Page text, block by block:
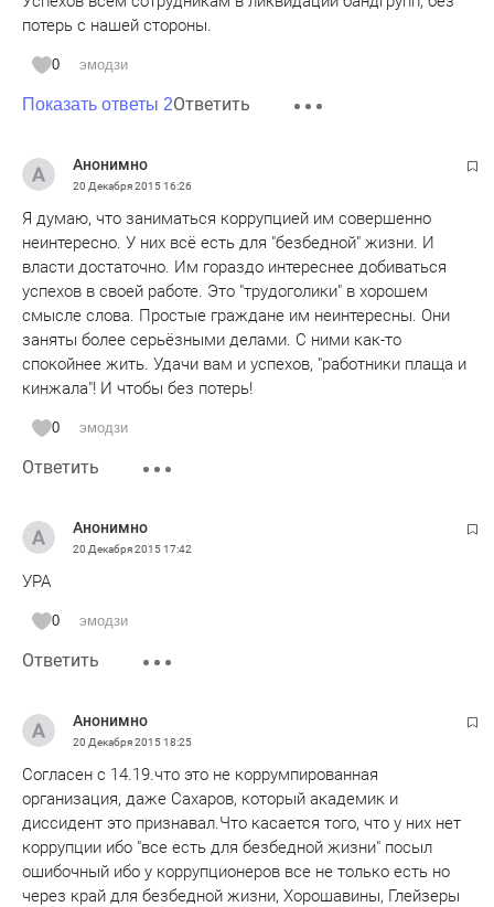
потерь с нашей стороны.
0 эмодзи
Показать ответы 2Ответить
Анонимно
20 Декабря 201516:26
Я думаю, что заниматься коррупцией им совершенно
неинтересно. У них всё есть для "безбедной" жизни. И
власти достаточно. Им гораздо интереснее добиваться
успехов в своей работе. Это "трудоголики" в хорошем
смысле слова. Простые граждане им неинтересны. Они
заняты более серьёзными делами. С ними как-то
спокойнее жить. Удачи вам и успехов, "работники плаща и
кинжала"! И чтобы без потерь!
0 эмодзи
Ответить
Анонимно
20 Декабря 201517:42
УРА
0 эмодзи
Ответить
Анонимно
20 Декабря 201518:25
Согласен с 14.19.что это не коррумпированная
организация, даже Сахаров, который академик и
диссидент это признавал.Что касается того, что у них нет
коррупции ибо "все есть для безбедной жизни" посыл
ошибочный ибо у коррупционеров все не только есть но
через край для безбедной жизни, Хорошавины, Глейзеры